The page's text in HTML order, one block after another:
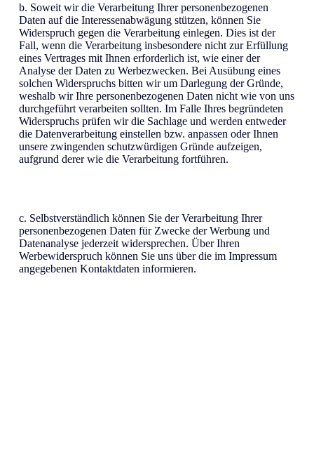
b. Soweit wir die Verarbeitung Ihrer personenbezogenen
Daten auf die Interessenabwägung stützen, können Sie
Widerspruch gegen die Verarbeitung einlegen. Dies ist der
Fall, wenn die Verarbeitung insbesondere nicht zur Erfüllung
eines Vertrages mit Ihnen erforderlich ist, wie einer der
Analyse der Daten zu Werbezwecken. Bei Ausübung eines
solchen Widerspruchs bitten wir um Darlegung der Gründe,
weshalb wir Ihre personenbezogenen Daten nicht wie von uns
durchgeführt verarbeiten sollten. Im Falle Ihres begründeten
Widerspruchs prüfen wir die Sachlage und werden entweder
die Datenverarbeitung einstellen bzw. anpassen oder Ihnen
unsere zwingenden schutzwürdigen Gründe aufzeigen,
aufgrund derer wie die Verarbeitung fortführen.
c. Selbstverständlich können Sie der Verarbeitung Ihrer
personenbezogenen Daten für Zwecke der Werbung und
Datenanalyse jederzeit widersprechen. Über Ihren
Werbewiderspruch können Sie uns über die im Impressum
angegebenen Kontaktdaten informieren.